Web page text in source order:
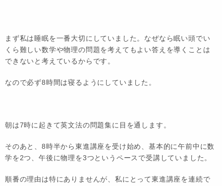
まず私は睡眠を一番大切にしていました。なぜなら眠い頭でい
くら難しい数学や物理の問題を考えてもよい答えを導くことは
できないと考えているからです。
なので必ず8時間は寝るようにしていました。
朝は7時に起きて英文法の問題集に目を通します。
そのあと、8時半から東進講座を受け始め、基本的に午前中に数
学を2つ、午後に物理を3つというペースで受講していました。
順番の理由は特にありませんが、私にとって東進講座を連続で